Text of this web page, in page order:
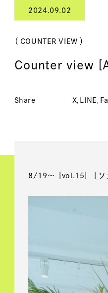
（ COUNTER VIEW ）
Counter view
2024.09.02
Share X LINE
8/19〜［vol.15］｜ソ